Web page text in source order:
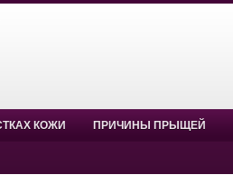
КОЖИ ПРИЧИНЫ ПРЫЩЕЙ